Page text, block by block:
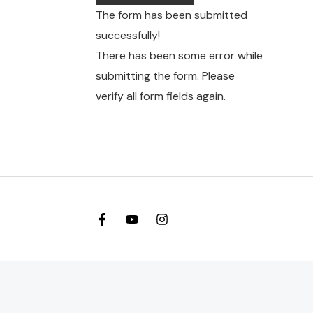
The form has been submitted
successfully!
There has been some error while
submitting the form. Please
verify all form fields again.